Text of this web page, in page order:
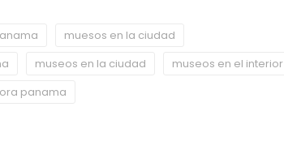
muesos en la ciudad
museos en la ciudad
museos en el interior
panama